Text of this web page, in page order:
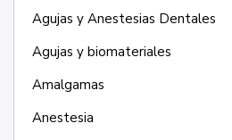
Agujas y Anestesias Dentales
Agujas y biomateriales
Amalgamas
Anestesia